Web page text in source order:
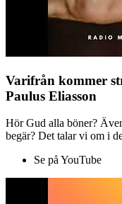
Varifrån kommer
Paulus Eliasson
Hör Gud alla böner?
begär? Det talar vi om i
Se på YouTube